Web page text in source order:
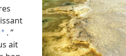
a . ”
ait